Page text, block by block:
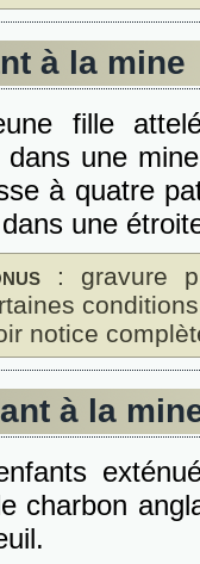
à la mine
fille
dans une
à quatre
une
: gravure
notice
à la
charbon